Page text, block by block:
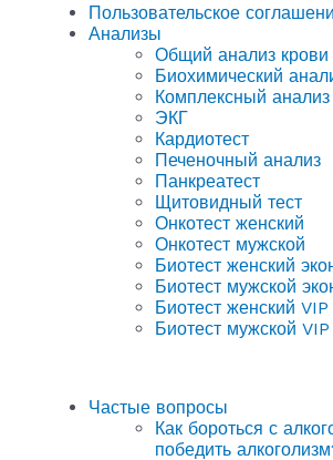
Пользовательское
Анализы
Общий анализ крови
Биохимический
Комплексный анализ
ЭКГ
Кардиотест
Печеночный анализ
Панкреатест
Щитовидный тест
Онкотест женский
Онкотест мужской
Биотест женский
Биотест мужской
Биотест женский VIP
Биотест мужской VIP
Частые вопросы
Как бороться с
победить